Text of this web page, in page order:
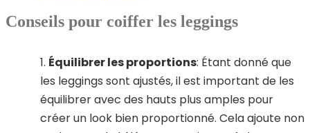
Conseils pour coiffer les leggings
1. Équilibrer les proportions: Étant donné que
les leggings sont ajustés, il est important de les
équilibrer avec des hauts plus amples pour
créer un look bien proportionné. Cela ajoute non